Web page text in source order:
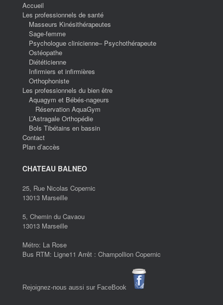
Accueil
Les professionnels de santé
Masseurs Kinésithérapeutes
Sage-femme
Psychologue clinicienne– Psychothérapeute
Ostéopathe
Diététicienne
Infirmiers et infirmières
Orthophoniste
Les professionnels du bien être
Aquagym et Bébés-nageurs
Réservation AquaGym
L’Astragale Orthopédie
Bols Tibétains en bassin
Contact
Plan d’accès
CHATEAU BALNEO
25, Rue Nicolas Copernic
13013 Marseille
5, Chemin du Cavaou
13013 Marseille
Métro: La Rose
Bus RTM: Ligne11 Arrêt : Champollion Copernic
Rejoignez-nous aussi sur FaceBook